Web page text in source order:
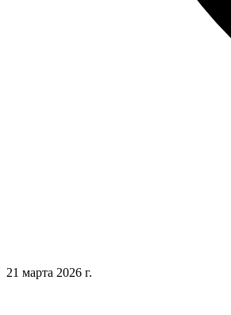
21 марта 2026 г.